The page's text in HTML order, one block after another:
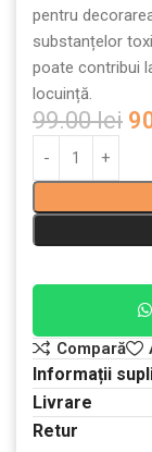
pentru
substanțelor
poate contribui
locuință.
99.00lei
Compară
Informații
Livrare
Retur